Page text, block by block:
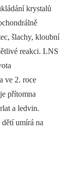
krystalů
šlachy, kloubní
reakci. LNS
ve 2. roce
přítomna
a ledvin.
umírá na